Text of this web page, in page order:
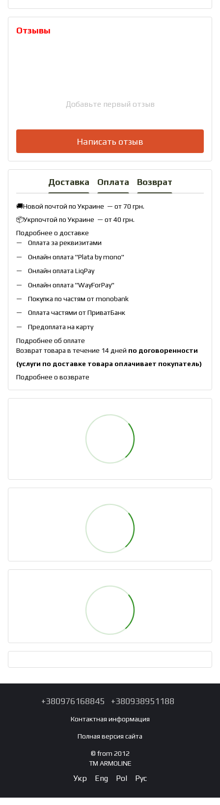
Отзывы
Добавьте первый отзыв
Написать отзыв
Доставка Оплата Возврат
🚚Новой почтой по Украине — от 70 грн.
📦Укрпочтой по Украине — от 40 грн.
Подробнее о доставке
Оплата за реквизитами
Онлайн оплата "Plata by mono"
Онлайн оплата LiqPay
Онлайн оплата "WayForPay"
Покупка по частям от monobank
Оплата частями от ПриватБанк
Предоплата на карту
Подробнее об оплате
Возврат товара в течение 14 дней по договоренности
(услуги по доставке товара оплачивает покупатель)
Подробнее о возврате
+380976168845 +380938951188
Контактная информация
Полная версия сайта
© from 2012
TM ARMOLINE
Укр Eng Pol Рус